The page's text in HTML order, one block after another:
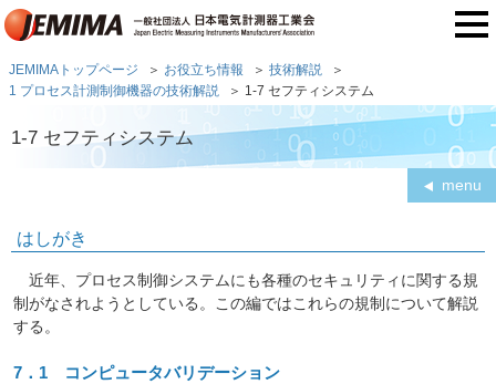
JEMIMAトップページ お役立ち情報
技術解説
1 プロセス計測制御機器の技術解説
1-7 セフティシステム
1-7 セフティシステム
menu
はしがき
近年、プロセス制御システムにも各種のセキュリティに関する規
制がなされようとしている。この編ではこれらの規制について解説
する。
7．1 コンピュータバリデーション